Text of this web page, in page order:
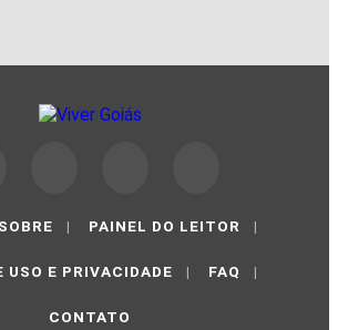
SOBRE | PAINEL DO LEITOR |
USO E PRIVACIDADE | FAQ |
CONTATO